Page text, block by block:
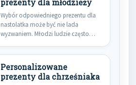
prezenty dla młodzieży
Wybór odpowiedniego prezentu dla
nastolatka może być nie lada
wyzwaniem. Młodzi ludzie często
Personalizowane
prezenty dla chrześniaka